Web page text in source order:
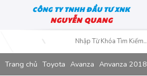
CÔNG TY TNHH ĐẦU TƯ XNK
NGUYỄN QUANG
Trang chủ Toyota Avanza Anvanza 2018